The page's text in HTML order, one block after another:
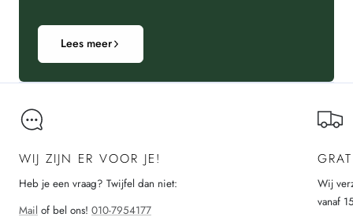
Lees meer
WIJ ZIJN ER VOOR JE!
Heb je een vraag? Twijfel dan niet:
Mail of bel ons! 010-7954177
Wij
vanaf